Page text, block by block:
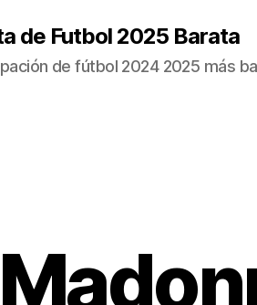
de Futbol 2025 Barata
de fútbol 2024 2025 más